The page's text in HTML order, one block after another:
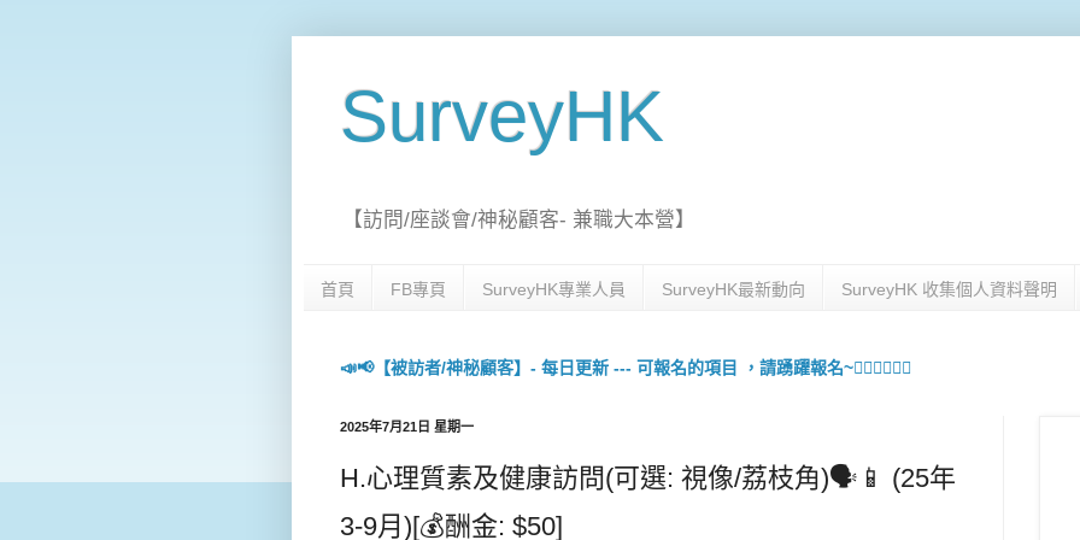
SurveyHK
【訪問/座談會/神秘顧客- 兼職大本營】
首頁 FB專頁 SurveyHK專業人員 SurveyHK最新動向 SurveyHK 收集個人資料聲明
📣📢【被訪者/神秘顧客】- 每日更新 --- 可報名的項目 ，請踴躍報名~🙋🏻‍♀️💇🏻‍♀️
2025年7月21日 星期一
H.心理質素及健康訪問(可選: 視像/荔枝角)🗣️📱 (25年
3-9月)[💰酬金: $50]